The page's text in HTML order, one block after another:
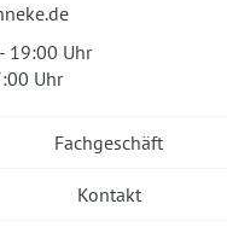
19:00 Uhr
Uhr
Fachgeschäft
Kontakt